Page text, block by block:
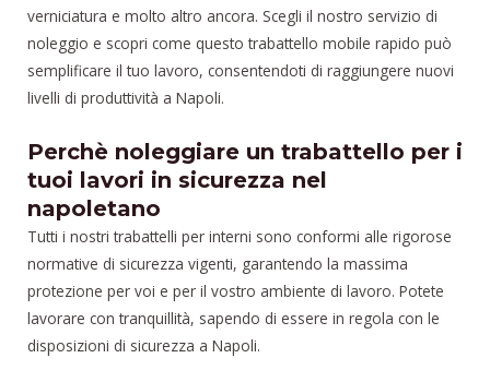
verniciatura e molto altro ancora. Scegli il nostro servizio di
noleggio e scopri come questo trabattello mobile rapido può
semplificare il tuo lavoro, consentendoti di raggiungere nuovi
livelli di produttività a Napoli.
Perchè noleggiare un trabattello per i
tuoi lavori in sicurezza nel
napoletano
Tutti i nostri trabattelli per interni sono conformi alle rigorose
normative di sicurezza vigenti, garantendo la massima
protezione per voi e per il vostro ambiente di lavoro. Potete
lavorare con tranquillità, sapendo di essere in regola con le
disposizioni di sicurezza a Napoli.